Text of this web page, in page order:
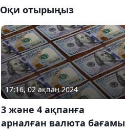
Оқи отырыңыз
17:16, 02 ақпан 2024
3 және 4 ақпанға
арналған валюта бағамы